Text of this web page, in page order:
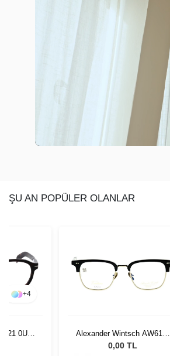
ŞU AN POPÜLER OLANLAR
+4
0UC
Alexander Wintsch AW6117
C1
0,00 TL